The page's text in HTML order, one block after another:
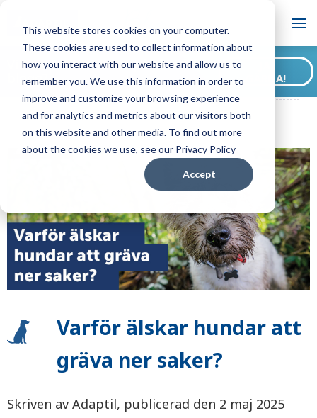
This website stores cookies on your computer.
These cookies are used to collect information about
how you interact with our website and allow us to
remember you. We use this information in order to
improve and customize your browsing experience
and for analytics and metrics about our visitors both
on this website and other media. To find out more
about the cookies we use, see our Privacy Policy
Accept
Blogg
ADAPTIL SE Blogg Varför älskar hundar att gräva ner saker?
Vill du prenumerera på vår
blogg?
GÄRNA!
Varför älskar hundar att
gräva ner saker?
Skriven av Adaptil, publicerad den 2 maj 2025